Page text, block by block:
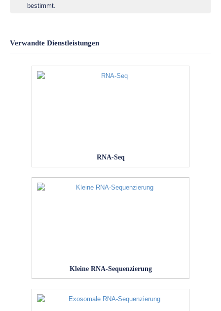
bestimmt.
Verwandte Dienstleistungen
RNA-Seq
Kleine RNA-Sequenzierung